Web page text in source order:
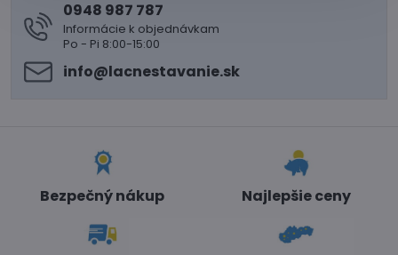
0948 987 787
Informácie k objednávkam
Po - Pi 8:00-15:00
info​@lacnestavanie​.sk
Bezpečný nákup Najlepšie ceny